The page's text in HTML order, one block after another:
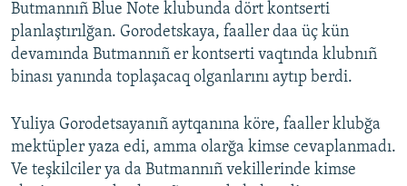
Butmannıñ Blue Note klubunda dört kontserti
planlaştırılğan. Gorodetskaya, faaller daa üç kün
devamında Butmannıñ er kontserti vaqtında klubnıñ
binası yanında toplaşacaq olganlarını aytıp berdi.
Yuliya Gorodetsayanıñ aytqanına köre, faaller klubğa
mektüpler yaza edi, amma olarğa kimse cevaplanmadı.
Ve teşkilciler ya da Butmannıñ vekillerinde kimse